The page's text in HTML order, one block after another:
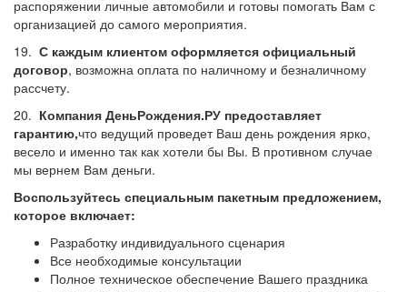
распоряжении личные автомобили и готовы помогать Вам с
организацией до самого мероприятия.
19. С каждым клиентом оформляется официальный
договор, возможна оплата по наличному и безналичному
рассчету.
20. Компания ДеньРождения.РУ предоставляет
гарантию,что ведущий проведет Ваш день рождения ярко,
весело и именно так как хотели бы Вы. В противном случае
мы вернем Вам деньги.
Воспользуйтесь специальным пакетным предложением,
которое включает:
Разработку индивидуального сценария
Все необходимые консультации
Полное техническое обеспечение Вашего праздника